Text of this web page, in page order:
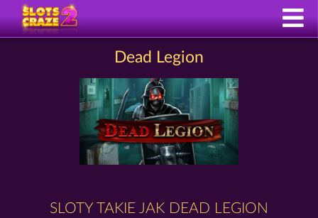
Dead Legion
SLOTY TAKIE JAK DEAD LEGION